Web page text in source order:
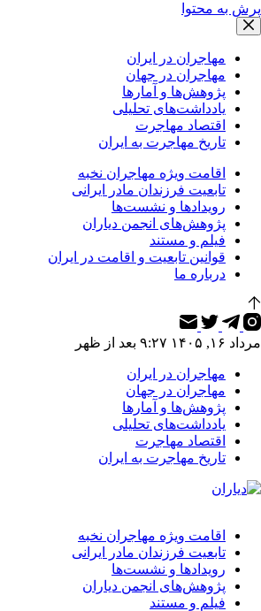
پرش به محتوا
مهاجران در ایران
مهاجران در جهان
پژوهش‌ها و آمارها
یادداشت‌های تحلیلی
اقتصاد مهاجرت
تاریخ مهاجرت به ایران
اقامت ویژه مهاجران نخبه
تابعیت فرزندان مادر ایرانی
رویدادها و نشست‌ها
پژوهش‌های انجمن دیاران
فیلم و مستند
قوانین تابعیت و اقامت در ایران
درباره ما
مرداد ۱۶, ۱۴۰۵ ۹:۲۷ بعد از ظهر
مهاجران در ایران
مهاجران در جهان
پژوهش‌ها و آمارها
یادداشت‌های تحلیلی
اقتصاد مهاجرت
تاریخ مهاجرت به ایران
اقامت ویژه مهاجران نخبه
تابعیت فرزندان مادر ایرانی
رویدادها و نشست‌ها
پژوهش‌های انجمن دیاران
فیلم و مستند